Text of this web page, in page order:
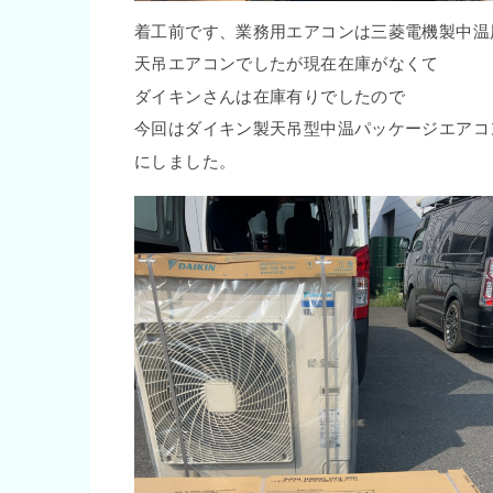
着工前です、業務用エアコンは三菱電機製中
天吊エアコンでしたが現在在庫がなくて
ダイキンさんは在庫有りでしたので
今回はダイキン製天吊型中温パッケージエア
にしました。